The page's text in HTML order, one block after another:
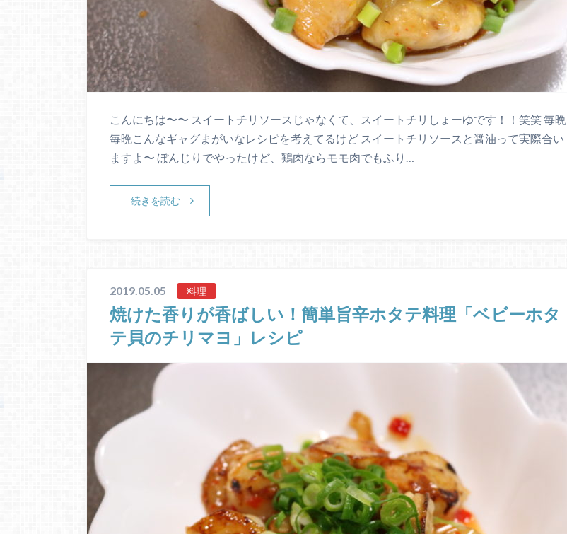
こんにちは〜〜 スイートチリソースじゃなくて、スイートチリしょーゆです！！笑笑 毎晩
毎晩こんなギャグまがいなレシピを考えてるけど スイートチリソースと醤油って実際合い
ますよ〜 ぼんじりでやったけど、鶏肉ならモモ肉でもふり…
続きを読む
2019.05.05 料理
焼けた香りが香ばしい！簡単旨辛ホタテ料理「ベビーホタ
テ貝のチリマヨ」レシピ